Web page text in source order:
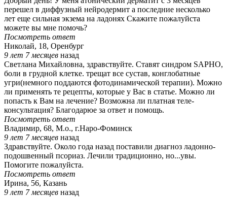
перешел в диффузный нейродермит а последние несколько
лет еще сильная экзема на ладонях Скажите пожалуйста
можете вы мне помочь?
Посмотреть ответ
Николай, 18, Оренбург
9 лет 7 месяцев назад
Светлана Михайловна, здравствуйте. Ставят синдром SAPHO,
боли в грудной клетке. трещат все сустав, конглобатные
угри(немного поддаются фотодинамической терапии). Можно
ли применять те рецепты, которые у Вас в статье. Можно ли
попасть к Вам на лечение? Возможна ли платная теле-
консультация? Благодарюе за ответ и помощь.
Посмотреть ответ
Владимир, 68, М.о., г.Наро-Фоминск
9 лет 7 месяцев назад
Здравствуйте. Около года назад поставили диагноз ладонно-
подошвенный псориаз. Лечили традиционно, но...увы.
Помогите пожалуйста.
Посмотреть ответ
Ирина, 56, Казань
9 лет 7 месяцев назад